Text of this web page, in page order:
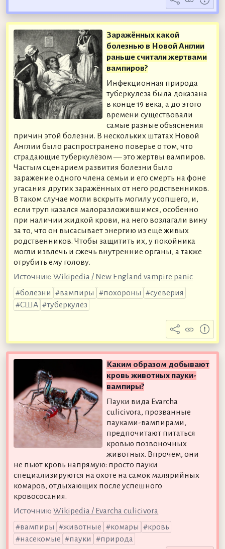
Заражённых какой
болезнью в Новой Англии
раньше считали жертвами
вампиров?
Инфекционная природа
туберкулёза была доказана
в конце 19 века, а до этого
времени существовали
самые разные объяснения
причин этой болезни. В нескольких штатах Новой
Англии было распространено поверье о том, что
страдающие туберкулёзом — это жертвы вампиров.
Частым сценарием развития болезни было
заражение одного члена семьи и его смерть на фоне
угасания других заражённых от него родственников.
В таком случае могли вскрыть могилу усопшего, и,
если труп казался малоразложившимся, особенно
при наличии жидкой крови, на него возлагали вину
за то, что он высасывает энергию из ещё живых
родственников. Чтобы защитить их, у покойника
могли извлечь и сжечь внутренние органы, а также
отрубить ему голову.
Источник: Wikipedia / New England vampire panic
болезни
вампиры похороны
суеверия
США
туберкулёз
Каким образом добывают
кровь животных пауки-
вампиры?
Пауки вида Evarcha
culicivora, прозванные
пауками-вампирами,
предпочитают питаться
кровью позвоночных
животных. Впрочем, они
не пьют кровь напрямую: просто пауки
специализируются на охоте на самок малярийных
комаров, отдыхающих после успешного
кровососания.
Источник: Wikipedia / Evarcha culicivora
вампиры
животные комары
кровь
насекомые
пауки природа